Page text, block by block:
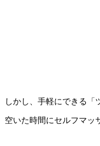
しかし、手軽にできる「
空いた時間にセルフマッ